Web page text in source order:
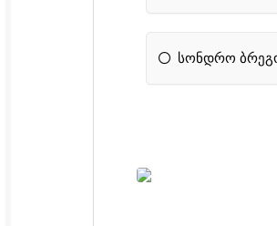
სონდრო